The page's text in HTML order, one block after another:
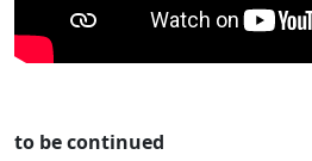
to be continued